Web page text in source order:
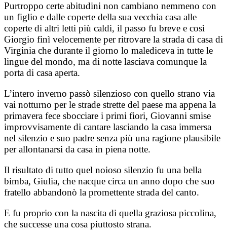
Purtroppo certe abitudini non cambiano nemmeno con
un figlio e dalle coperte della sua vecchia casa alle
coperte di altri letti più caldi, il passo fu breve e così
Giorgio finì velocemente per ritrovare la strada di casa di
Virginia che durante il giorno lo malediceva in tutte le
lingue del mondo, ma di notte lasciava comunque la
porta di casa aperta.
L’intero inverno passò silenzioso con quello strano via
vai notturno per le strade strette del paese ma appena la
primavera fece sbocciare i primi fiori, Giovanni smise
improvvisamente di cantare lasciando la casa immersa
nel silenzio e suo padre senza più una ragione plausibile
per allontanarsi da casa in piena notte.
Il risultato di tutto quel noioso silenzio fu una bella
bimba, Giulia, che nacque circa un anno dopo che suo
fratello abbandonò la promettente strada del canto.
E fu proprio con la nascita di quella graziosa piccolina,
che successe una cosa piuttosto strana.